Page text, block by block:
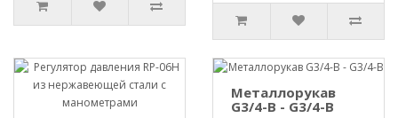
Металлорукав
G3/4-B - G3/4-B